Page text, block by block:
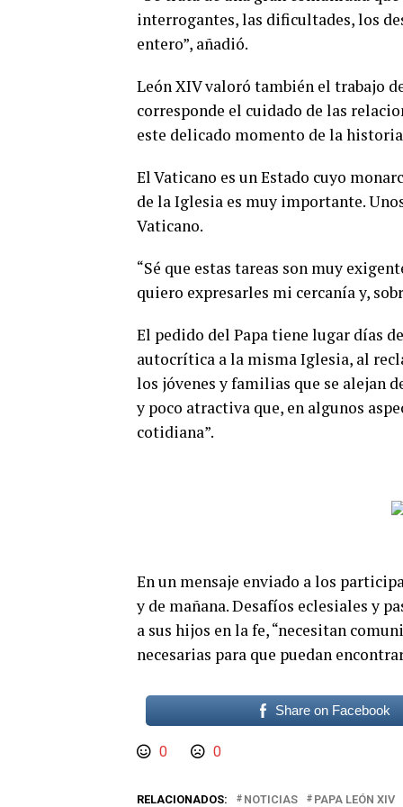
interrogantes, las dificultades, los
entero”, añadió.
León XIV valoró también el trabajo
corresponde el cuidado de las
este delicado momento de la
El Vaticano es un Estado cuyo
de la Iglesia es muy importante.
Vaticano.
“Sé que estas tareas son muy
quiero expresarles mi cercanía y,
El pedido del Papa tiene lugar días
autocrítica a la misma Iglesia, al
los jóvenes y familias que se alejan
y poco atractiva que, en algunos
cotidiana”.
En un mensaje enviado a los
y de mañana. Desafíos eclesiales y
a sus hijos en la fe, “necesitan
necesarias para que puedan
Share on Facebook
0 0
RELACIONADOS: NOTICIAS PAPA LEÓN XIV